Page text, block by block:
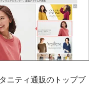
ニティ通販のトップブ